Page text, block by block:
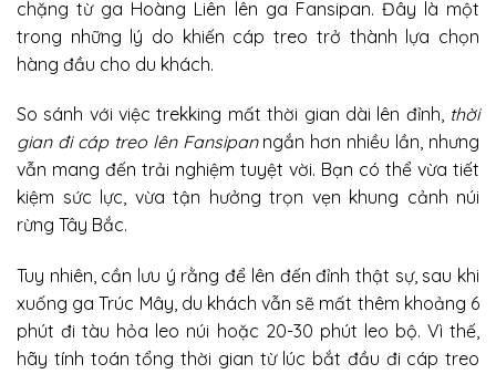
chặng từ ga Hoàng Liên lên ga Fansipan. Đây là một
trong những lý do khiến cáp treo trở thành lựa chọn
hàng đầu cho du khách.
So sánh với việc trekking mất thời gian dài lên đỉnh, thời
gian đi cáp treo lên Fansipanngắn hơn nhiều lần, nhưng
vẫn mang đến trải nghiệm tuyệt vời. Bạn có thể vừa tiết
kiệm sức lực, vừa tận hưởng trọn vẹn khung cảnh núi
rừng Tây Bắc.
Tuy nhiên, cần lưu ý rằng để lên đến đỉnh thật sự, sau khi
xuống ga Trúc Mây, du khách vẫn sẽ mất thêm khoảng 6
phút đi tàu hỏa leo núi hoặc 20-30 phút leo bộ. Vì thế,
hãy tính toán tổng thời gian từ lúc bắt đầu đi cáp treo